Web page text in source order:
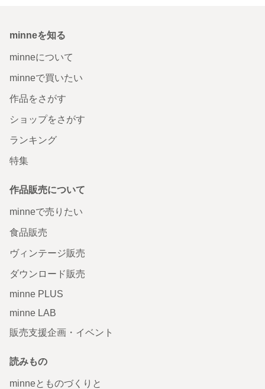
minneを知る
minneについて
minneで買いたい
作品をさがす
ショップをさがす
ランキング
特集
作品販売について
minneで売りたい
食品販売
ヴィンテージ販売
ダウンロード販売
minne PLUS
minne LAB
販売支援企画・イベント
読みもの
minneとものづくりと